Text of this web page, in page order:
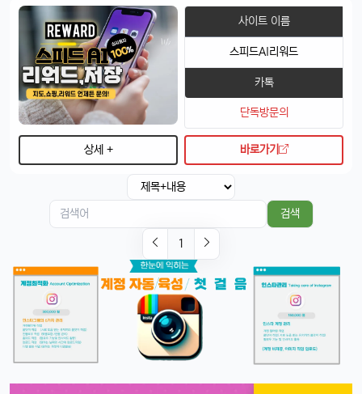
사이트 이름
스피드AI리워드
카톡
단독방문의
상세 + 바로가기
검색
1
이번엔 충전기도 안 준다면서요ㅋ
달달구리13:32:51
넹, 환경 생각해서 그렇다던데욬ㅋㅋㅋ
휴민13:32:51
에어팟이랑 연결도 잘 되는지 궁금함ㅎ
1 달달구리13:32:51
당연히 잘 되겠죠, 애플 제품끼리 호환성은 최고임ㅎ
13:32:51
페이스ID 인식도 더 빨라졌다는데 사실임?ㅋㅋ
빠르밍13:32:51
맞음, 마스크 써도 잘 인식된다고 들었음ㅎㅎ
근데 저 충전 케이블 USB-C로 바뀐 거 별로임ㅋ
1 빠르밍13:32:51
그래도 이제 안드로이드랑도 호환되니까 좋지 않나요?ㅎㅎㅎ
1 태양신13:32:51
이젠 진짜로 살 때가 된 것 같음요, 너무 끌림ㅋㅋ